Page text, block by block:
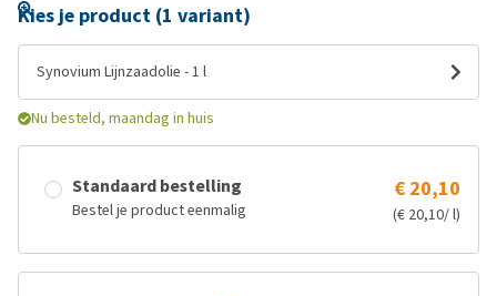
Kies je product (1 variant)
Synovium Lijnzaadolie - 1 l
Nu besteld, maandag in huis
Standaard bestelling
Bestel je product eenmalig
€ 20,10
(€ 20,10/ l)